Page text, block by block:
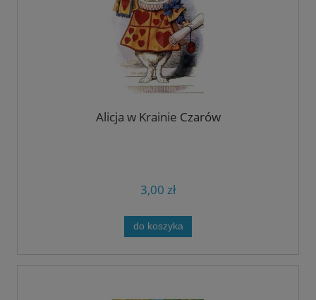
Alicja w Krainie Czarów
3,00 zł
do koszyka